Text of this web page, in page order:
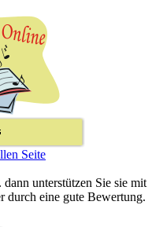
Seite
unterstützen Sie sie mit
durch eine gute Bewertung.